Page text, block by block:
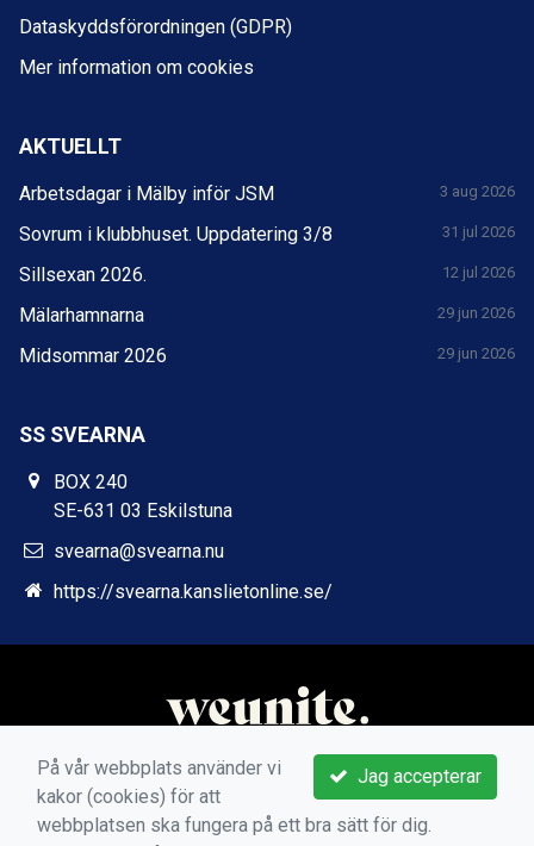
Dataskyddsförordningen (GDPR)
Mer information om cookies
AKTUELLT
Arbetsdagar i Mälby inför JSM 3 aug 2026
Sovrum i klubbhuset. Uppdatering 3/8 31 jul 2026
Sillsexan 2026. 12 jul 2026
Mälarhamnarna 29 jun 2026
Midsommar 2026 29 jun 2026
SS SVEARNA
BOX 240
SE-631 03 Eskilstuna
svearna@svearna.nu
https://svearna.kanslietonline.se/
Jag accepterar
På vår webbplats använder vi
kakor (cookies) för att
webbplatsen ska fungera på ett bra sätt för dig.